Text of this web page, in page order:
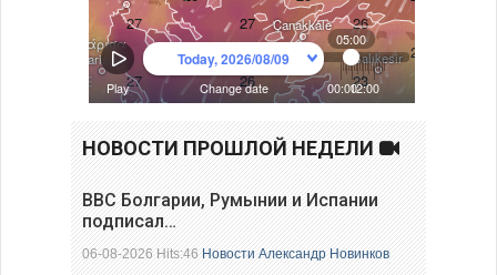
НОВОСТИ ПРОШЛОЙ НЕДЕЛИ
ВВС Болгарии, Румынии и Испании
подписал…
06-08-2026 Hits:46Новости Александр Новинков